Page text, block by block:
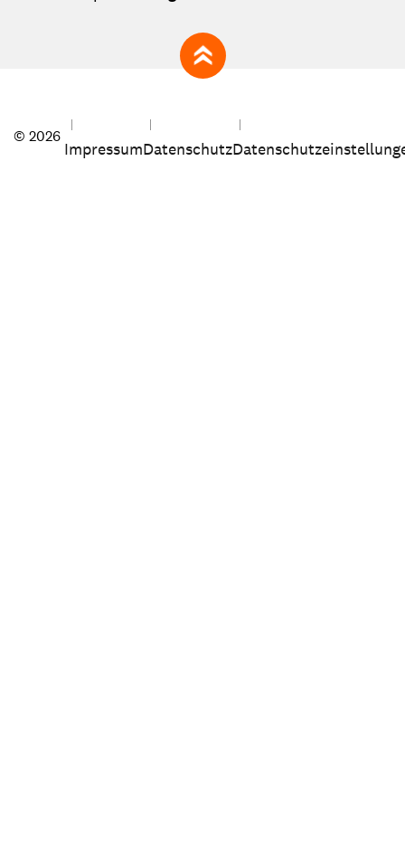
zum Seitenanfang
© 2026
ImpressumDatenschutz